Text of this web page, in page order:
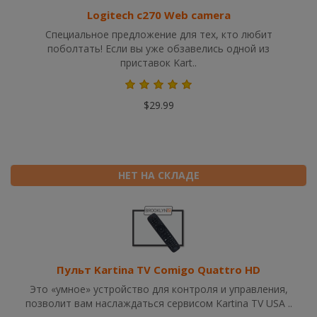
Logitech c270 Web camera
Специальное предложение для тех, кто любит
поболтать! Если вы уже обзавелись одной из
приставок Kart..
$29.99
НЕТ НА СКЛАДЕ
Пульт Kartina TV Comigo Quattro HD
Это «умное» устройство для контроля и управления,
позволит вам наслаждаться сервисом Kartina TV USA ..